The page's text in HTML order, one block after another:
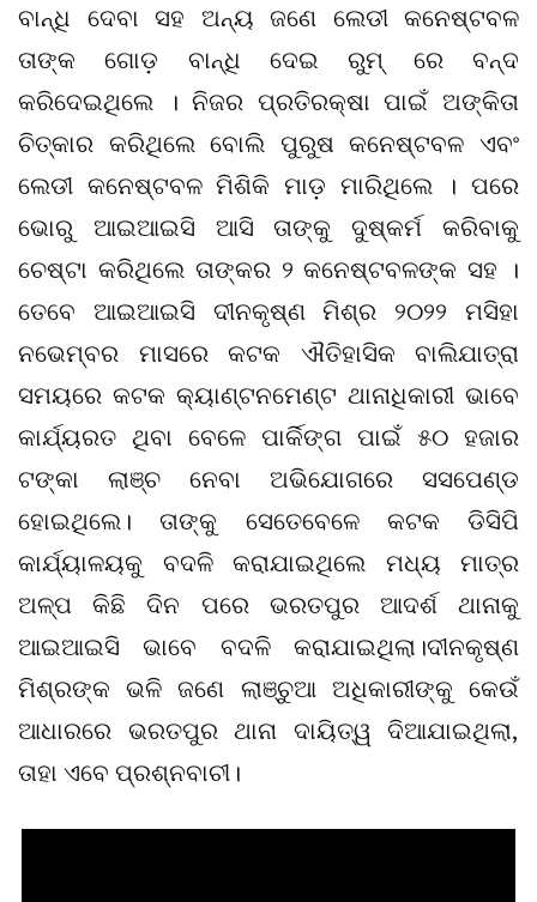
ବାନ୍ଧି ଦେବା ସହ ଅନ୍ୟ ଜଣେ ଲେଡୀ କନେଷ୍ଟବଳ
ତାଙ୍କ ଗୋଡ଼ ବାନ୍ଧି ଦେଇ ରୁମ୍ ରେ ବନ୍ଦ
କରିଦେଇଥିଲେ । ନିଜର ପ୍ରତିରକ୍ଷା ପାଇଁ ଅଙ୍କିତା
ଚିତ୍କାର କରିଥିଲେ ବୋଲି ପୁରୁଷ କନେଷ୍ଟବଳ ଏବଂ
ଲେଡୀ କନେଷ୍ଟବଳ ମିଶିକି ମାଡ଼ ମାରିଥିଲେ । ପରେ
ଭୋରୁ ଆଇଆଇସି ଆସି ତାଙ୍କୁ ଦୁଷ୍କର୍ମ କରିବାକୁ
ଚେଷ୍ଟା କରିଥିଲେ ତାଙ୍କର ୨ କନେଷ୍ଟବଳଙ୍କ ସହ ।
ତେବେ ଆଇଆଇସି ଦୀନକୃଷ୍ଣ ମିଶ୍ର ୨୦୨୨ ମସିହା
ନଭେମ୍ବର ମାସରେ କଟକ ଐତିହାସିକ ବାଲିଯାତ୍ରା
ସମୟରେ କଟକ କ୍ୟାଣ୍ଟନମେଣ୍ଟ ଥାନାଧିକାରୀ ଭାବେ
କାର୍ଯ୍ୟରତ ଥିବା ବେଳେ ପାର୍କିଙ୍ଗ ପାଇଁ ୫୦ ହଜାର
ଟଙ୍କା ଲାଞ୍ଚ ନେବା ଅଭିଯୋଗରେ ସସପେଣ୍ଡ
ହୋଇଥିଲେ। ତାଙ୍କୁ ସେତେବେଳେ କଟକ ଡିସିପି
କାର୍ଯ୍ୟାଳୟକୁ ବଦଳି କରାଯାଇଥିଲେ ମଧ୍ୟ ମାତ୍ର
ଅଳ୍ପ କିଛି ଦିନ ପରେ ଭରତପୁର ଆଦର୍ଶ ଥାନାକୁ
ଆଇଆଇସି ଭାବେ ବଦଳି କରାଯାଇଥିଲା।ଦୀନକୃଷ୍ଣ
ମିଶ୍ରଙ୍କ ଭଳି ଜଣେ ଲାଞ୍ଚୁଆ ଅଧିକାରୀଙ୍କୁ କେଉଁ
ଆଧାରରେ ଭରତପୁର ଥାନା ଦାୟିତ୍ୱ ଦିଆଯାଇଥିଲା,
ତାହା ଏବେ ପ୍ରଶ୍ନବାଚୀ।